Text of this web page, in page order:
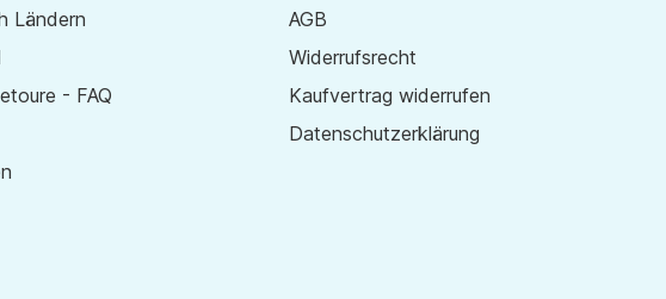
Ländern
- FAQ
AGB
Widerrufsrecht
Kaufvertrag widerrufen
Datenschutzerklärung